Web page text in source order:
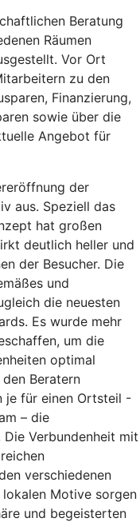
Beratung
Räumen
Vor Ort
zu den
Finanzierung,
sowie über die
Angebot für
der
aus. Speziell das
hat großen
deutlich heller und
der Besucher. Die
und
die neuesten
Es wurde mehr
um die
optimal
Beratern
je für einen Ortsteil -
– die
Verbundenheit mit
verschiedenen
lokalen Motive sorgen
und begeisterten